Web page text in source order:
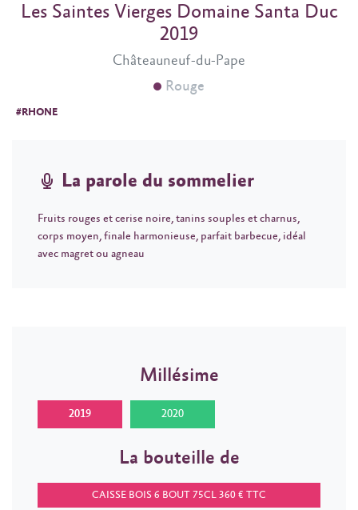
Châteauneuf-du-Pape
Les Saintes Vierges Domaine Santa Duc
2019
Rouge
#RHONE
La parole du sommelier
Fruits rouges et cerise noire, tanins souples et charnus,
corps moyen, finale harmonieuse, parfait barbecue, idéal
avec magret ou agneau
Millésime
2019 2020
La bouteille de
CAISSE BOIS 6 BOUT 75CL 360 € TTC